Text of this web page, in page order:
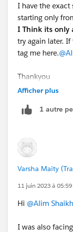
I have the exact
starting only
I Think its only
try again later.
tag me here.
Thankyou
Mohith Suhas
Afficher plus
1 autre
Varsha Maity
11 juin 2023 à 05:59
Hi @Alim Shaikh
I was also